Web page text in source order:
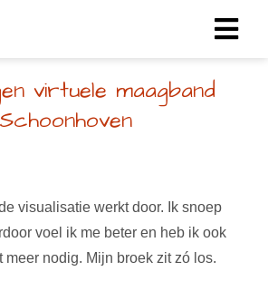
virtuele maagband
Schoonhoven
visualisatie werkt door. Ik snoep
voel ik me beter en heb ik ook
meer nodig. Mijn broek zit zó los.